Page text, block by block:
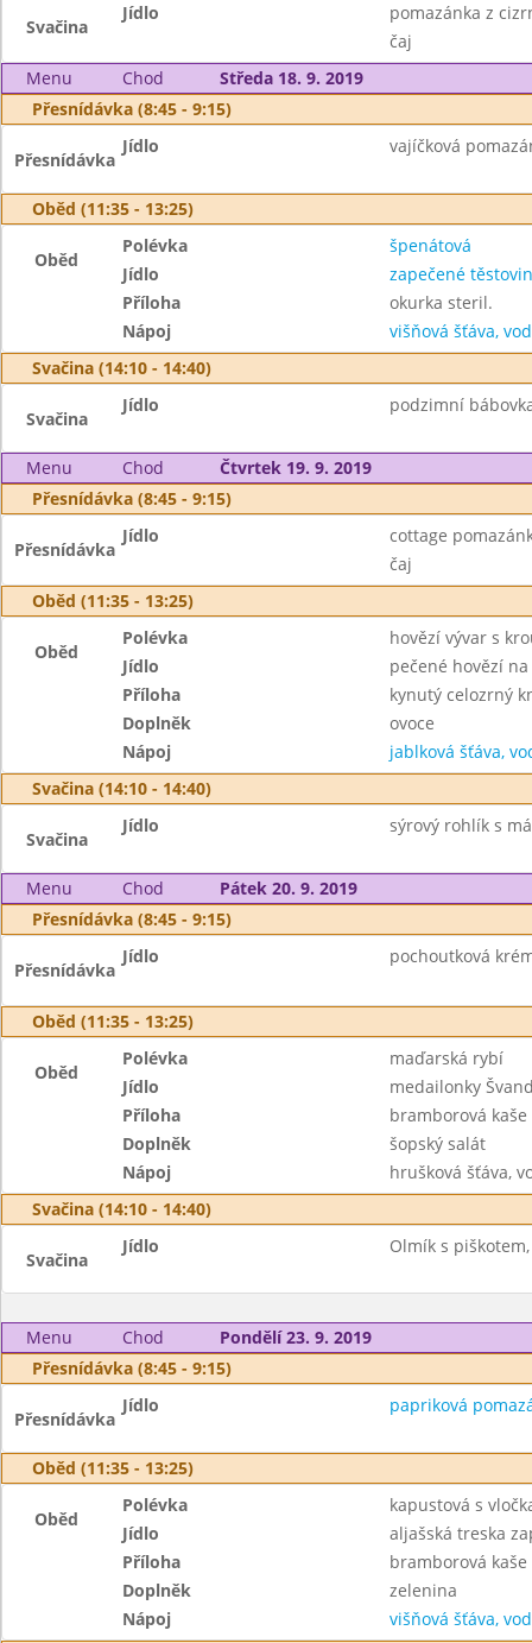
Svačina
Jídlo
pomazánka z
čaj
Menu
Chod
Středa 18. 9. 2019
Přesnídávka (8:45 - 9:15)
Přesnídávka
Jídlo vajíčková
Oběd (11:35 - 13:25)
Oběd
Polévka
špenátová
Jídlo
zapečené
Příloha
okurka steril.
Nápoj
višňová šťáva,
Svačina (14:10 - 14:40)
Svačina
Jídlo podzimní
Menu Chod
Čtvrtek 19. 9. 2019
Přesnídávka (8:45 - 9:15)
Přesnídávka
Jídlo
cottage
čaj
Oběd (11:35 - 13:25)
Oběd
Polévka
hovězí vývar s
Jídlo
pečené hovězí
Příloha
kynutý celozrný
Doplněk
ovoce
Nápoj
jablková šťáva,
Svačina (14:10 - 14:40)
Svačina
Jídlo sýrový rohlík s
Menu Chod
Pátek 20. 9. 2019
Přesnídávka (8:45 - 9:15)
Přesnídávka
Jídlo pochoutková
Oběd (11:35 - 13:25)
Oběd
Polévka
maďarská rybí
Jídlo
medailonky
Příloha
bramborová kaše
Doplněk
šopský salát
Nápoj
hrušková šťáva,
Svačina (14:10 - 14:40)
Svačina
Jídlo Olmík s
Menu Chod
Pondělí 23. 9. 2019
Přesnídávka (8:45 - 9:15)
Přesnídávka
Jídlo papriková
Oběd (11:35 - 13:25)
Oběd
Polévka
kapustová s
Jídlo
aljašská treska
Příloha
bramborová kaše
Doplněk
zelenina
Nápoj
višňová šťáva,